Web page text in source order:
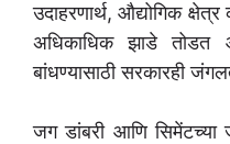
उदाहरणार्थ, औद्योगिक क्षेत्र
अधिकाधिक झाडे तोडत
बांधण्यासाठी सरकारही
जग डांबरी आणि